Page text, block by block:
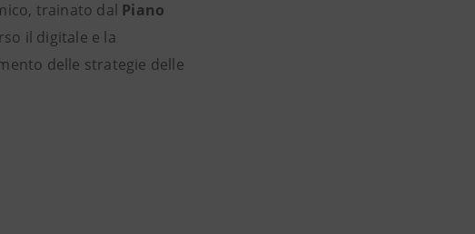
trainato dal Piano
il digitale e la
delle strategie delle